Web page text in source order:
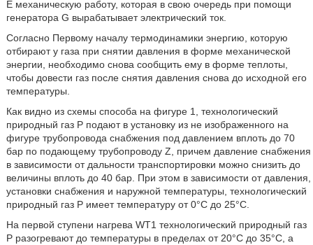
E механическую работу, которая в свою очередь при помощи
генератора G вырабатывает электрический ток.
Согласно Первому началу термодинамики энергию, которую
отбирают у газа при снятии давления в форме механической
энергии, необходимо снова сообщить ему в форме теплоты,
чтобы довести газ после снятия давления снова до исходной его
температуры.
Как видно из схемы способа на фигуре 1, технологический
природный газ P подают в установку из не изображенного на
фигуре трубопровода снабжения под давлением вплоть до 70
бар по подающему трубопроводу Ζ, причем давление снабжения
в зависимости от дальности транспортировки можно снизить до
величины вплоть до 40 бар. При этом в зависимости от давления,
установки снабжения и наружной температуры, технологический
природный газ P имеет температуру от 0°C до 25°C.
На первой ступени нагрева WT1 технологический природный газ
P разогревают до температуры в пределах от 20°C до 35°C, а